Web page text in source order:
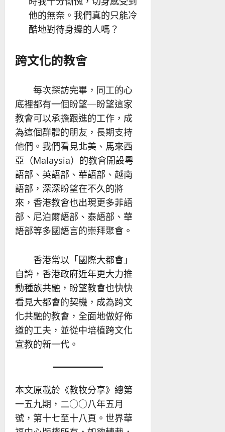
他的無奈。我們真的只能冷
酷地對待身邊的人嗎？
跨文化的教會
每次探訪完畢，同工的心
底裡都有一個盼望─盼望這家
教會可以承擔跟進的工作，成
為這個群體的朋友，長期支持
他們。我們看見北美、馬來西
亞（Malaysia）的教會開設粵
語部、英語部、華語部、越南
語部，深深盼望在不久的將
來，香港教會也出現更多菲語
部、尼泊爾語部、泰語部、華
語部等多國語言的崇拜聚會。
香港常以「國際大都會」
自誇，香港政府近年更大力推
動種族共融，盼望教會也快快
看見大都會的契機，成為跨文
化共融的教會，全面地做好佈
道的工夫，並從中培植跨文化
宣教的新一代。
本文原載於《教牧分享》總第
一五九期，二○○八年五月
號，第十七至十八頁。世界華